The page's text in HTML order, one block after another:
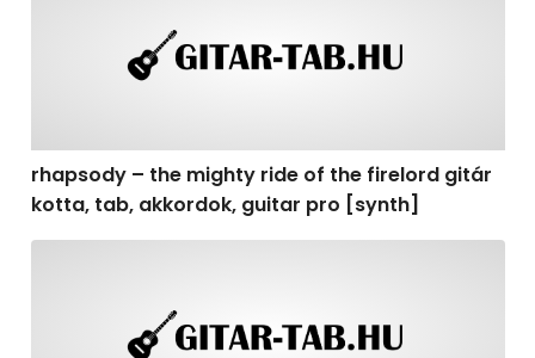
rhapsody – the mighty ride of the firelord gitár
kotta, tab, akkordok, guitar pro [synth]